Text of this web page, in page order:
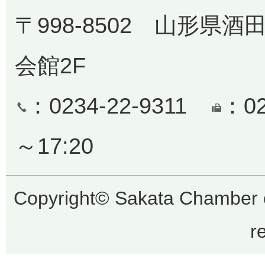
〒998-8502 山形県酒
会館2F
：0234-22-9311
：
～17:20
Copyright© Sakata